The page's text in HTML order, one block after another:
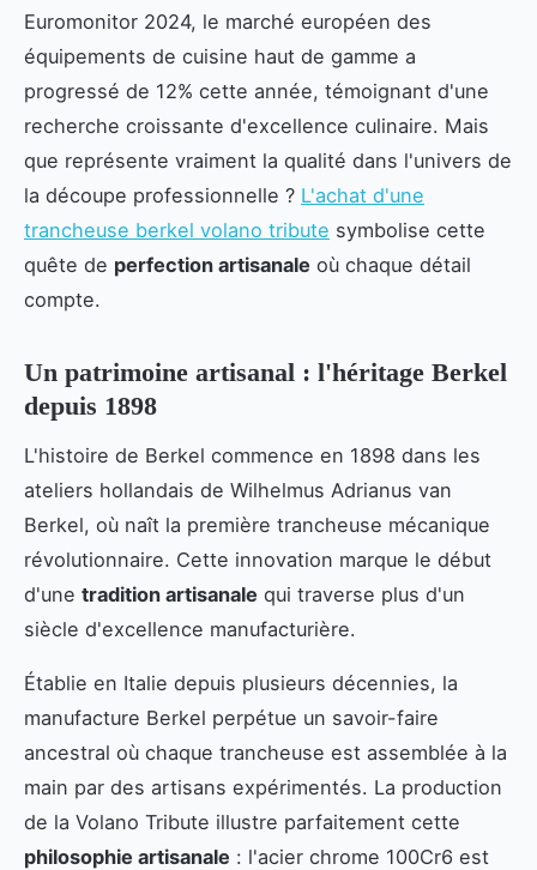
Euromonitor 2024, le marché européen des
équipements de cuisine haut de gamme a
progressé de 12% cette année, témoignant d'une
recherche croissante d'excellence culinaire. Mais
que représente vraiment la qualité dans l'univers de
la découpe professionnelle ? L'achat d'une
trancheuse berkel volano tribute symbolise cette
quête de perfection artisanale où chaque détail
compte.
Un patrimoine artisanal : l'héritage Berkel
depuis 1898
L'histoire de Berkel commence en 1898 dans les
ateliers hollandais de Wilhelmus Adrianus van
Berkel, où naît la première trancheuse mécanique
révolutionnaire. Cette innovation marque le début
d'une tradition artisanale qui traverse plus d'un
siècle d'excellence manufacturière.
Établie en Italie depuis plusieurs décennies, la
manufacture Berkel perpétue un savoir-faire
ancestral où chaque trancheuse est assemblée à la
main par des artisans expérimentés. La production
de la Volano Tribute illustre parfaitement cette
philosophie artisanale : l'acier chrome 100Cr6 est